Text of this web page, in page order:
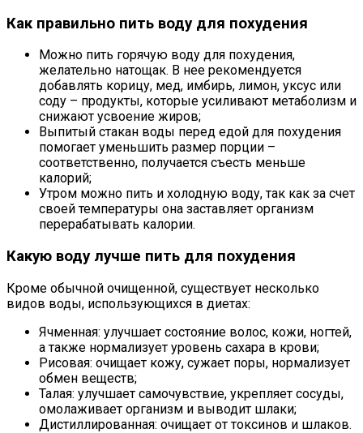
Как правильно пить воду для похудения
Можно пить горячую воду для похудения,
желательно натощак. В нее рекомендуется
добавлять корицу, мед, имбирь, лимон, уксус или
соду – продукты, которые усиливают метаболизм и
снижают усвоение жиров;
Выпитый стакан воды перед едой для похудения
помогает уменьшить размер порции –
соответственно, получается съесть меньше
калорий;
Утром можно пить и холодную воду, так как за счет
своей температуры она заставляет организм
перерабатывать калории.
Какую воду лучше пить для похудения
Кроме обычной очищенной, существует несколько
видов воды, использующихся в диетах:
Ячменная: улучшает состояние волос, кожи, ногтей,
а также нормализует уровень сахара в крови;
Рисовая: очищает кожу, сужает поры, нормализует
обмен веществ;
Талая: улучшает самочувствие, укрепляет сосуды,
омолаживает организм и выводит шлаки;
Дистиллированная: очищает от токсинов и шлаков.